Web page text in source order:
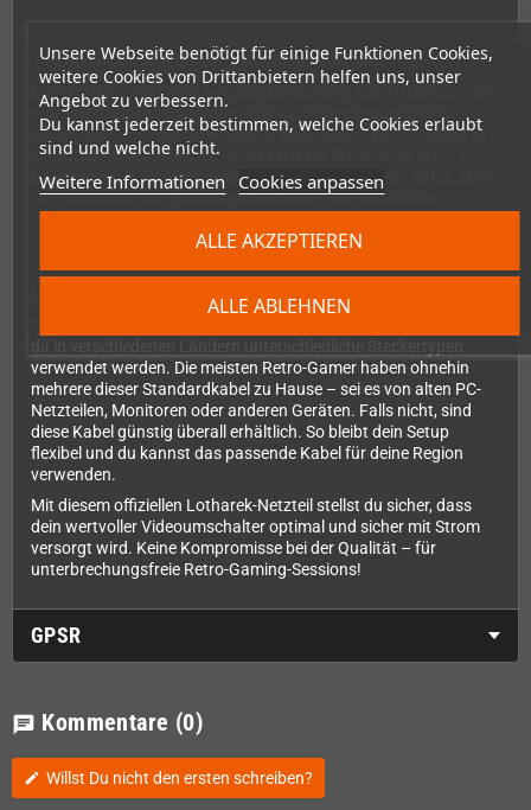
Unsere Webseite benötigt für einige Funktionen Cookies,
weitere Cookies von Drittanbietern helfen uns, unser
Angebot zu verbessern.
Du kannst jederzeit bestimmen, welche Cookies erlaubt
sind und welche nicht.
Weitere Informationen Cookies anpassen
ALLE ABLEHNEN
ALLE AKZEPTIEREN
Technische Daten und Kompatibilität
Das Netzteil liefert eine Ausgangsspannung von 9V DC bei 1.5A
– genau das, was die Hydra-Serie für einen einwandfreien
Betrieb benötigt. Der praktische Barrel-Stecker passt perfekt in
die entsprechende Buchse deines Geräts. Besonders praktisch:
Der universelle Eingang akzeptiert Spannungen von 90 bis 264V
AC, sodass du das Netzteil problemlos in verschiedenen
Lieferumfang und Hinweise
verwendet werden. Die meisten Retro-Gamer haben ohnehin
mehrere dieser Standardkabel zu Hause – sei es von alten PC-
Netzteilen, Monitoren oder anderen Geräten. Falls nicht, sind
diese Kabel günstig überall erhältlich. So bleibt dein Setup
flexibel und du kannst das passende Kabel für deine Region
verwenden.
Mit diesem offiziellen Lotharek-Netzteil stellst du sicher, dass
dein wertvoller Videoumschalter optimal und sicher mit Strom
versorgt wird. Keine Kompromisse bei der Qualität – für
unterbrechungsfreie Retro-Gaming-Sessions!
GPSR
chat Kommentare (0)
edit Willst Du nicht den ersten schreiben?